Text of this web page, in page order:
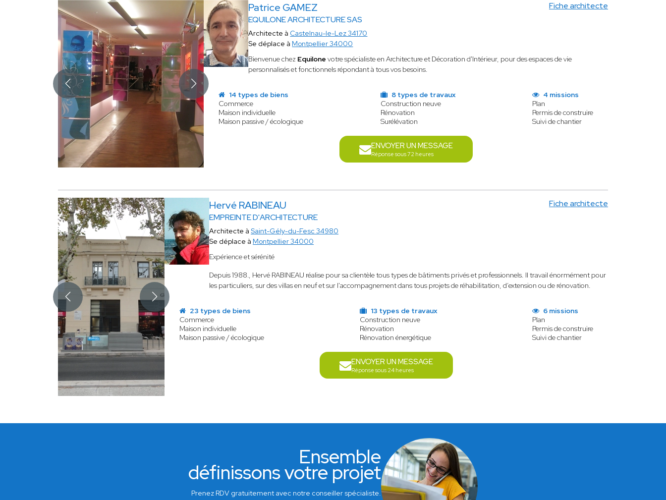
Patrice GAMEZ
EQUILONE ARCHITECTURE SAS
Fiche architecte
Architecte à Castelnau-le-Lez 34170
Se déplace à Montpellier 34000
Bienvenue chez Equilonevotre spécialiste en Architecture et Décoration d'Intérieur, pour des espaces de vie
personnalisés et fonctionnels répondant à tous vos besoins.
14 types de biens
Commerce
Maison individuelle
Maison passive / écologique
8 types de travaux
Construction neuve
Rénovation
Surélévation
4 missions
Plan
Permis de construire
Suivi de chantier
ENVOYER UN MESSAGE
Réponse sous 72 heures
Hervé RABINEAU
EMPREINTE D'ARCHITECTURE
Fiche architecte
Architecte àSaint-Gély-du-Fesc 34980
Se déplace à Montpellier 34000
Expérience et sérénité
Depuis 1988., Hervé RABINEAU réalise pour sa clientèle tous types de bâtiments privés et professionnels. Il travail énormément pour
les particuliers, sur des villas en neuf et sur l'accompagnement dans tous projets de réhabilitation, d’extension ou de rénovation.
23 types de biens
Commerce
Maison individuelle
Maison passive / écologique
13 types de travaux
Construction neuve
Rénovation
Rénovation énergétique
6 missions
Plan
Permis de construire
Suivi de chantier
ENVOYER UN MESSAGE
Réponse sous 24 heures
Ensemble
définissons votre projet
Prenez RDV gratuitement avec notre conseiller spécialiste.